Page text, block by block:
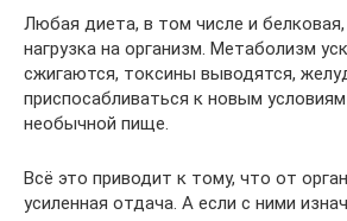
Любая диета, в том числе и
нагрузка на организм. Метаболизм
сжигаются, токсины выводятся,
приспосабливаться к новым
необычной пище.
Всё это приводит к тому, что от
усиленная отдача. А если с ними